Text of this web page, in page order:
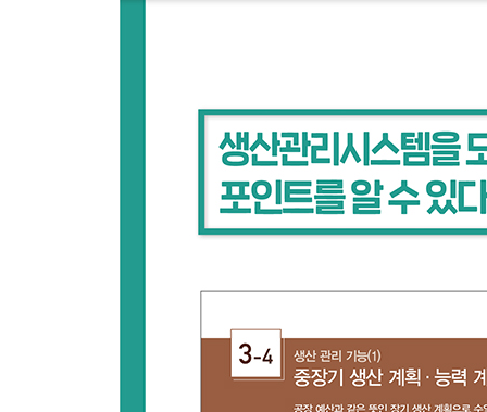
COLUMN 생산 관리의 미래 ⑥ 탁상의 KPI 관리를
제 7장 생산 관리 비즈니스와 기술 조류
7-4 IoT와 MES, SCADA, 생산관리시스템, BI가 만
COLUMN 생산 관리의 미래 ⑦ DX와 정보 시스템
COLUMN 생산 관리의 미래 ⑧ SCM/DCM의 재구